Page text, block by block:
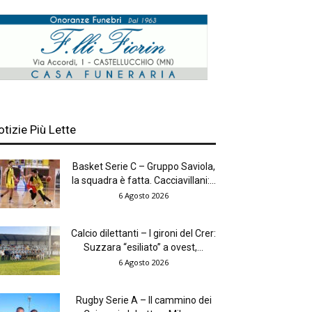
Più Lette
Basket Serie C – Gruppo Saviola,
la squadra è fatta. Cacciavillani:...
6 Agosto 2026
Calcio dilettanti – I gironi del Crer:
Suzzara “esiliato” a ovest,...
6 Agosto 2026
Rugby Serie A – Il cammino dei